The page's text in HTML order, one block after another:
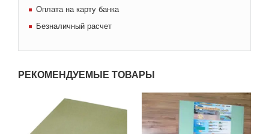
Оплата на карту банка
Безналичный расчет
РЕКОМЕНДУЕМЫЕ ТОВАРЫ